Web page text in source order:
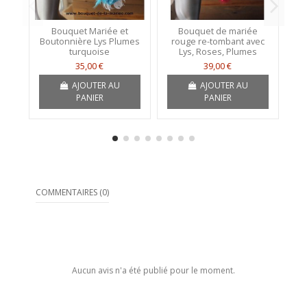
Bouquet Mariée et
Boutonnière Lys Plumes
turquoise
35,00 €
AJOUTER AU
PANIER
Bouquet de mariée
rouge re-tombant avec
Lys, Roses, Plumes
39,00 €
AJOUTER AU
PANIER
COMMENTAIRES (0)
Aucun avis n'a été publié pour le moment.